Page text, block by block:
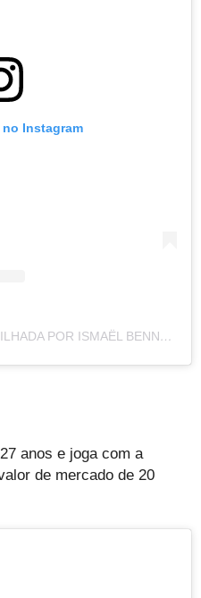
Instagram
UMA PUBLICAÇÃO COMPARTILHADA POR ISMAËL BENNACER (@ISMAELBENNACER)
anos e joga com a
de mercado de 20